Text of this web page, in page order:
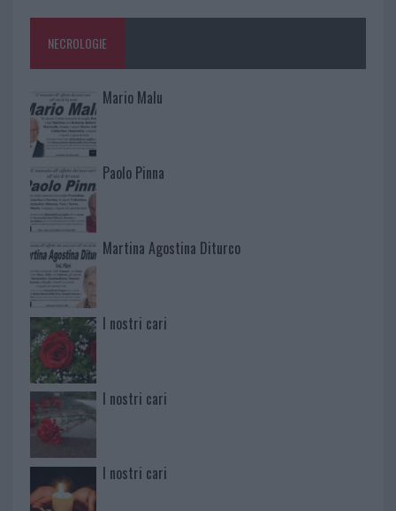
NECROLOGIE
Mario Malu
Paolo Pinna
Martina Agostina Diturco
I nostri cari
I nostri cari
I nostri cari